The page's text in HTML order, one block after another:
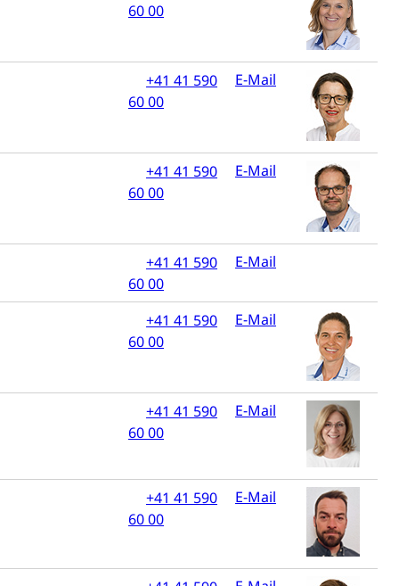
60 00
+41 41 590
60 00
E-Mail
+41 41 590
60 00
E-Mail
+41 41 590
60 00
E-Mail
+41 41 590
60 00
E-Mail
+41 41 590
60 00
E-Mail
+41 41 590
60 00
E-Mail
Dienstverweigerer, Militärdienstverweigerung,